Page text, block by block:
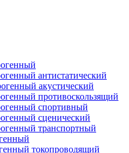
антистатический
акустический
противоскользящий
спортивный
сценический
транспортный
токопроводящий